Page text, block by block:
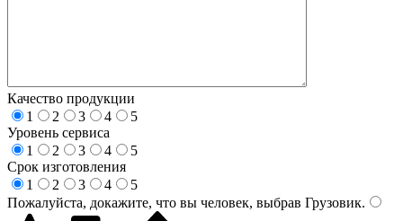
Качество продукции
1
2 3 4
5
Уровень сервиса
1
2 3 4
5
Срок изготовления
1
2 3 4
5
Пожалуйста, докажите, что вы человек, выбрав Грузовик.